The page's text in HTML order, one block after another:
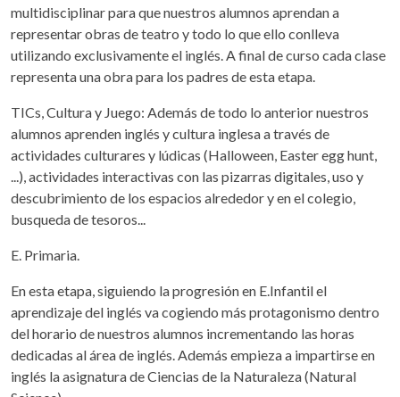
multidisciplinar para que nuestros alumnos aprendan a
representar obras de teatro y todo lo que ello conlleva
utilizando exclusivamente el inglés. A final de curso cada clase
representa una obra para los padres de esta etapa.
TICs, Cultura y Juego: Además de todo lo anterior nuestros
alumnos aprenden inglés y cultura inglesa a través de
actividades culturares y lúdicas (Halloween, Easter egg hunt,
...), actividades interactivas con las pizarras digitales, uso y
descubrimiento de los espacios alrededor y en el colegio,
busqueda de tesoros...
E. Primaria.
En esta etapa, siguiendo la progresión en E.Infantil el
aprendizaje del inglés va cogiendo más protagonismo dentro
del horario de nuestros alumnos incrementando las horas
dedicadas al área de inglés. Además empieza a impartirse en
inglés la asignatura de Ciencias de la Naturaleza (Natural